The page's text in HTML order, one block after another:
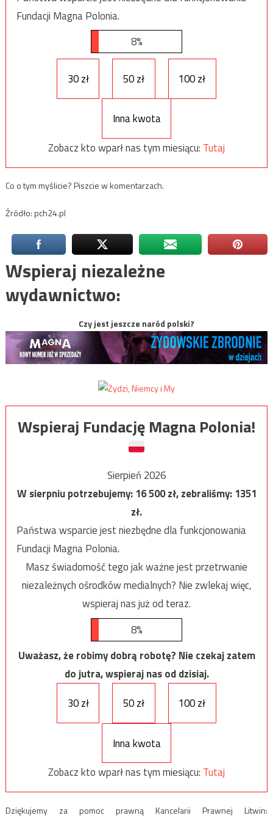
Fundacji Magna Polonia.
8%
30 zł 50 zł 100 zł
Inna kwota
Zobacz kto wparł nas tym miesiącu: Tutaj
Co o tym myślicie? Piszcie w komentarzach.
Źródło: pch24.pl
Wspieraj niezależne
wydawnictwo:
Czy jest jeszcze naród polski?
Wspieraj Fundację Magna Polonia!
Sierpień 2026
W sierpniu potrzebujemy:16 500zł, zebraliśmy:1351
zł.
Państwa wsparcie jest niezbędne dla funkcjonowania
Fundacji Magna Polonia.
Masz świadomość tego jak ważne jest przetrwanie
niezależnych ośrodków medialnych? Nie zwlekaj więc,
wspieraj nas już od teraz.
8%
Uważasz, że robimy dobrą robotę? Nie czekaj zatem
do jutra, wspieraj nas od dzisiaj.
30 zł
50 zł 100 zł
Inna kwota
Zobacz kto wparł nas tym miesiącu: Tutaj
Dziękujemy za pomoc prawną Kancelarii Prawnej Litwin: